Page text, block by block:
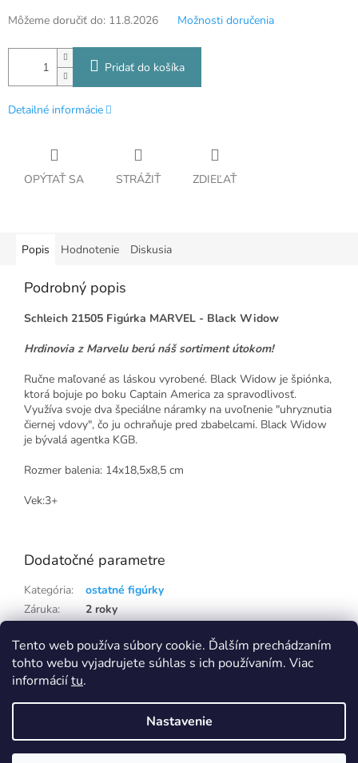
Tento web používa súbory cookie. Ďalším prechádzaním
tohto webu vyjadrujete súhlas s ich používaním. Viac
informáciítu.
Nastavenie
Eshop na samostatné doméně Capi-cap.sk ukončujeme, nákup i pro
Slovensko přesunujeme na doménu Capi-cap.cz
Ceny, dopravy ani nic jiného se pro vás nemění, naopak se rozšíří
Môžeme doručiť do: 11.8.2026 Možnosti doručenia
Pridať do košíka
Detailné informácie
OPÝTAŤ SA STRÁŽIŤ ZDIEĽAŤ
Popis Hodnotenie Diskusia
Podrobný popis
Schleich 21505 Figúrka MARVEL - Black Widow
Hrdinovia z Marvelu berú náš sortiment útokom!
Ručne maľované as láskou vyrobené. Black Widow je špiónka,
ktorá bojuje po boku Captain America za spravodlivosť.
Využíva svoje dva špeciálne náramky na uvoľnenie "uhryznutia
čiernej vdovy", čo ju ochraňuje pred zbabelcami. Black Widow
je bývalá agentka KGB.
Rozmer balenia: 14x18,5x8,5 cm
Vek:3+
Dodatočné parametre
Kategória:
ostatné figúrky
Záruka:
2 roky
EAN
4055744012037
Vytvoril Shoptet